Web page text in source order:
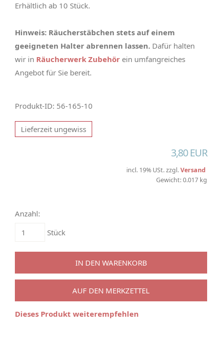
Erhältlich ab 10 Stück.
Hinweis: Räucherstäbchen stets auf einem
geeigneten Halter abrennen lassen. Dafür halten
wir in Räucherwerk Zubehör ein umfangreiches
Angebot für Sie bereit.
Produkt-ID: 56-165-10
Lieferzeit ungewiss
3,80 EUR
incl. 19% USt. zzgl.Versand
Gewicht: 0.017 kg
Anzahl:
Stück
IN DEN WARENKORB
AUF DEN MERKZETTEL
Dieses Produkt weiterempfehlen